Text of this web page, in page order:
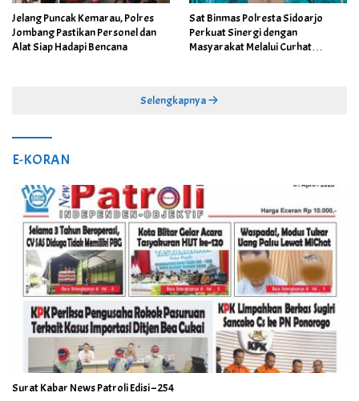
Jelang Puncak Kemarau, Polres
Jombang Pastikan Personel dan
Alat Siap Hadapi Bencana
Sat Binmas Polresta Sidoarjo
Perkuat Sinergi dengan
Masyarakat Melalui Curhat
Selengkapnya
E-KORAN
Surat Kabar News Patroli Edisi – 254